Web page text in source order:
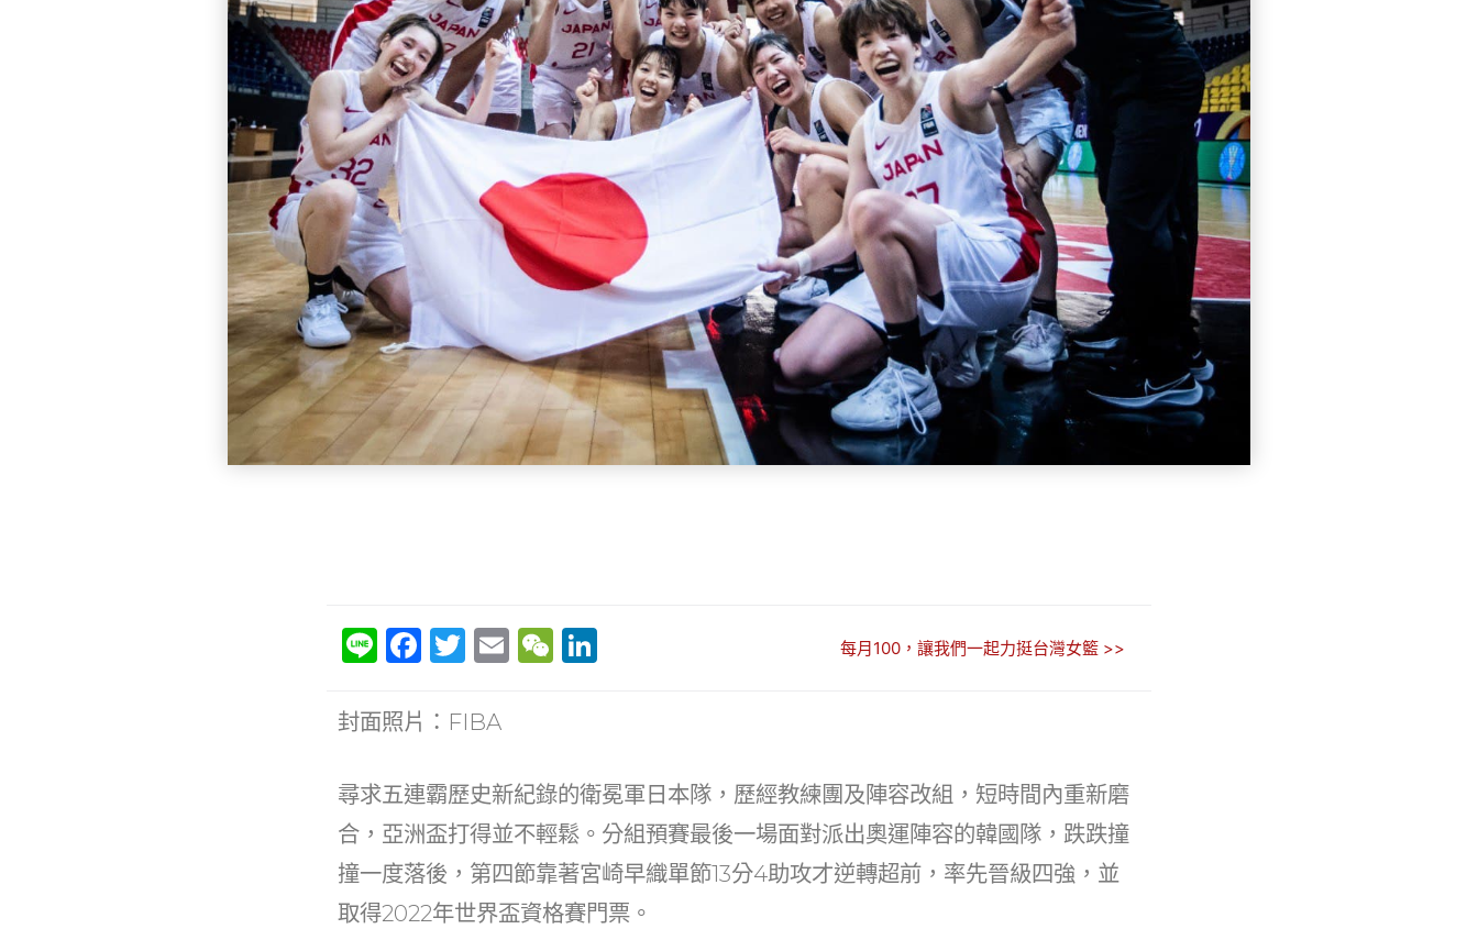
Li
e
F
c
b
o
o
k
T
itt
E
W
at dI
n
每月100，讓我們一起力挺台灣女籃 >>
封面照片：FIBA
尋求五連霸歷史新紀錄的衛冕軍日本隊，歷經教練團及陣容改組，短時間內重新磨
合，亞洲盃打得並不輕鬆。分組預賽最後一場面對派出奧運陣容的韓國隊，跌跌撞
撞一度落後，第四節靠著宮崎早織單節13分4助攻才逆轉超前，率先晉級四強，並
取得2022年世界盃資格賽門票。